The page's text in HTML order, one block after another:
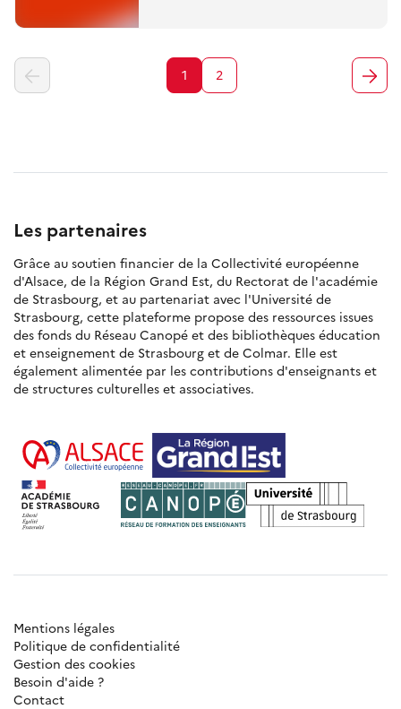
1 2
Les partenaires
Grâce au soutien financier de la Collectivité européenne
d'Alsace, de la Région Grand Est, du Rectorat de l'académie
de Strasbourg, et au partenariat avec l'Université de
Strasbourg, cette plateforme propose des ressources issues
des fonds du Réseau Canopé et des bibliothèques éducation
et enseignement de Strasbourg et de Colmar. Elle est
également alimentée par les contributions d'enseignants et
de structures culturelles et associatives.
Mentions légales
Politique de confidentialité
Gestion des cookies
Besoin d'aide ?
Contact